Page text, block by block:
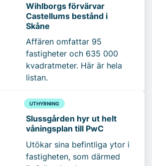
Wihlborgs förvärvar
Castellums bestånd i
Skåne
Affären omfattar 95
fastigheter och 635 000
kvadratmeter. Här är hela
listan.
UTHYRNING
Slussgården hyr ut helt
våningsplan till PwC
Utökar sina befintliga ytor i
fastigheten, som därmed